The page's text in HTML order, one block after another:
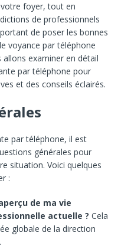
foyer, tout en
de professionnels
de poser les bonnes
voyance par téléphone
examiner en détail
par téléphone pour
et des conseils éclairés.
par téléphone, il est
générales pour
situation. Voici quelques
:
de ma vie
actuelle ? Cela
globale de la direction